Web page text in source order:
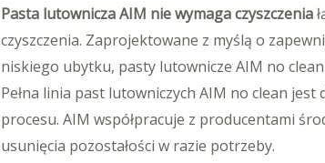
Pasta lutownicza AIM nie wymaga czyszczenia
czyszczenia. Zaprojektowane z myślą o
niskiego ubytku, pasty lutownicze AIM no
Pełna linia past lutowniczych AIM no clean
procesu. AIM współpracuje z producentami
usunięcia pozostałości w razie potrzeby.